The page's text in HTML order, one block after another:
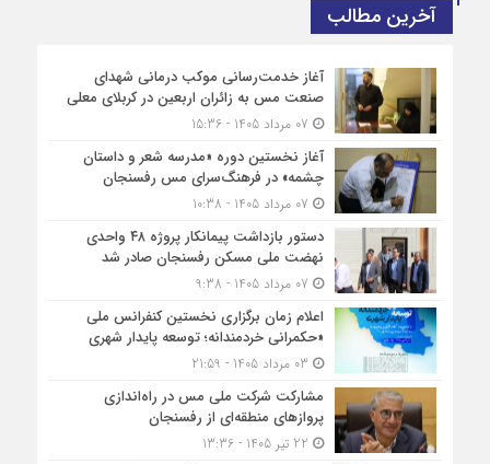
آخرین مطالب
آغاز خدمت‌رسانی موکب درمانی شهدای
صنعت مس به زائران اربعین در کربلای معلی
آغاز نخستین دوره «مدرسه شعر و داستان
چشمه» در فرهنگ‌سرای مس رفسنجان
دستور بازداشت پیمانکار پروژه ۴۸ واحدی
نهضت ملی مسکن رفسنجان صادر شد
اعلام زمان برگزاری نخستین کنفرانس ملی
«حکمرانی خردمندانه؛ توسعه پایدار شهری
مشارکت شرکت ملی مس در راه‌اندازی
پروازهای منطقه‌ای از رفسنجان